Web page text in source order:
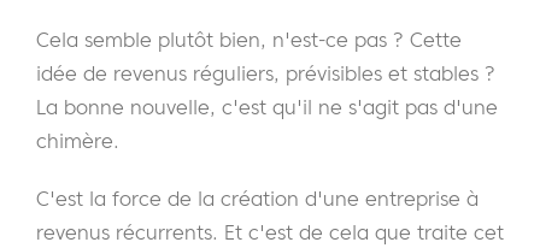
Cela semble plutôt bien, n'est-ce pas ? Cette
idée de revenus réguliers, prévisibles et stables ?
La bonne nouvelle, c'est qu'il ne s'agit pas d'une
chimère.
C'est la force de la création d'une entreprise à
revenus récurrents. Et c'est de cela que traite cet